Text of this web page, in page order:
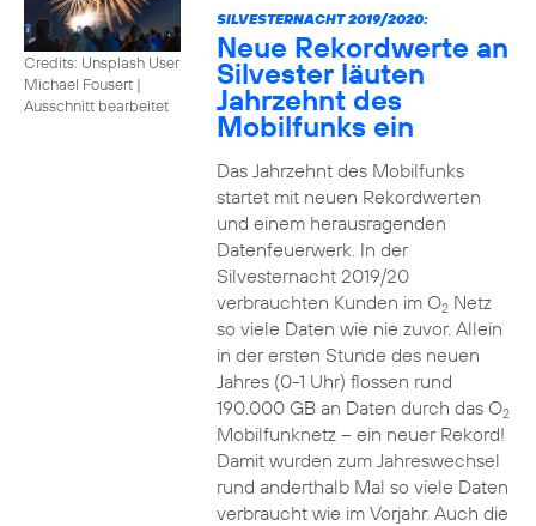
Credits: Unsplash User
Michael Fousert |
Ausschnitt bearbeitet
SILVESTERNACHT 2019/2020:
Neue Rekordwerte an
Silvester läuten
Jahrzehnt des
Mobilfunks ein
Das Jahrzehnt des Mobilfunks
startet mit neuen Rekordwerten
und einem herausragenden
Datenfeuerwerk. In der
Silvesternacht 2019/20
verbrauchten Kunden im O2Netz
so viele Daten wie nie zuvor. Allein
in der ersten Stunde des neuen
Jahres (0-1 Uhr) flossen rund
190.000 GB an Daten durch das O2
Mobilfunknetz – ein neuer Rekord!
Damit wurden zum Jahreswechsel
rund anderthalb Mal so viele Daten
verbraucht wie im Vorjahr. Auch die